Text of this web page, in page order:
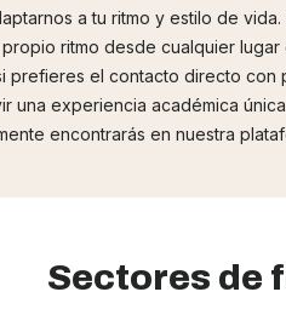
a tu ritmo y estilo de
ritmo desde cualquier
prefieres el contacto directo
una experiencia académica
encontrarás en nuestra
Sectores de